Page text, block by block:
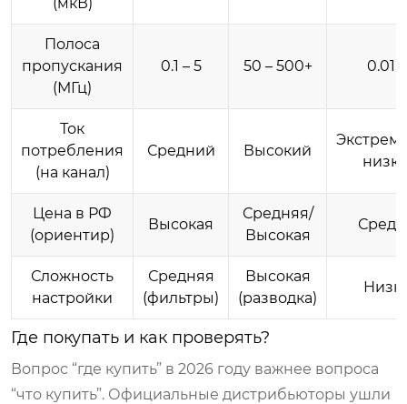
Полоса
пропускания
(МГц)
0.1 – 5 50 – 500+ 0.01 –
Ток
потребления
(на канал)
Средний Высокий
Цена в РФ
(ориентир)
Высокая
Средняя/
Высокая
Сложность
настройки
Средняя
(фильтры)
Высокая
(разводка)
Где покупать и как проверять?
Вопрос “где купить” в 2026 году важнее вопроса
“что купить”. Официальные дистрибьюторы ушли